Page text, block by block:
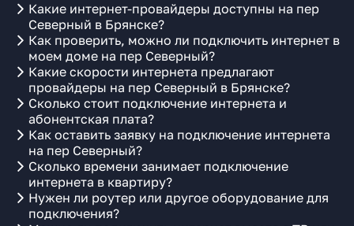
Какие интернет-провайдеры доступны на пер
Северный в Брянске?
Как проверить, можно ли подключить интернет в
моем доме на пер Северный?
Какие скорости интернета предлагают
провайдеры на пер Северный в Брянске?
Сколько стоит подключение интернета и
абонентская плата?
Как оставить заявку на подключение интернета
на пер Северный?
Сколько времени занимает подключение
интернета в квартиру?
Нужен ли роутер или другое оборудование для
подключения?